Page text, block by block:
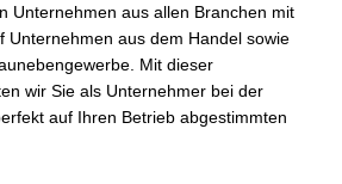
Unternehmen aus allen Branchen mit
Unternehmen aus dem Handel sowie
Mit dieser
wir Sie als Unternehmer bei der
auf Ihren Betrieb abgestimmten